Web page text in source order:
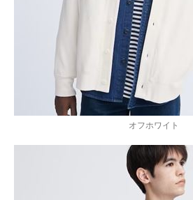
オフホワイト